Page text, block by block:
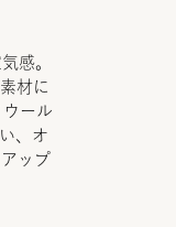
感。
材に
ール
、オ
ップ